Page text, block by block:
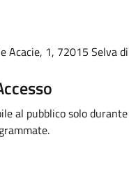
Acacie, 1, 72015 Selva
al pubblico solo